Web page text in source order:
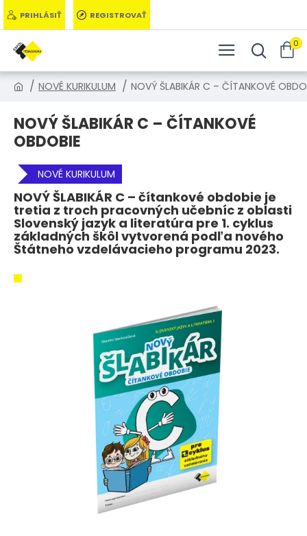
PRIHLÁSIŤ REGISTROVAŤ
0
NOVÉ KURIKULUM NOVÝ ŠLABIKÁR C – ČÍTANKOVÉ
NOVÝ ŠLABIKÁR C – ČÍTANKOVÉ
OBDOBIE
NOVÉ KURIKULUM
NOVÝ ŠLABIKÁR C – čítankové obdobie je
tretia z troch pracovných učebníc z oblasti
Slovenský jazyk a literatúra pre 1. cyklus
základných škôl vytvorená podľa nového
Štátneho vzdelávacieho programu 2023.